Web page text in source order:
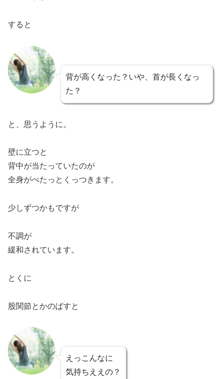
すると
背が高くなった？いや、首が長くなっ
た？
と、思うように。
壁に立つと
背中が当たっていたのが
全身がぺたっとくっつきます。
少しずつかもですが
不調が
緩和されています。
とくに
股関節とかのばすと
えっこんなに
気持ちええの？